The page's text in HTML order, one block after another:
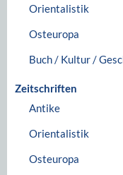
Orientalistik
Osteuropa
Buch / Kultur /
Zeitschriften
Antike
Orientalistik
Osteuropa